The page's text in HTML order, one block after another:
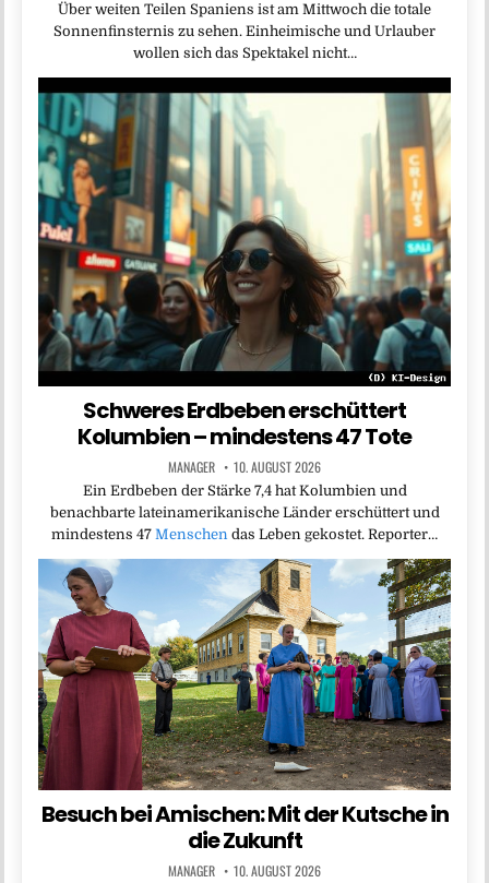
Über weiten Teilen Spaniens ist am Mittwoch die totale
Sonnenfinsternis zu sehen. Einheimische und Urlauber
wollen sich das Spektakel nicht…
Schweres Erdbeben erschüttert
Kolumbien – mindestens 47 Tote
MANAGER 10. AUGUST 2026
Ein Erdbeben der Stärke 7,4 hat Kolumbien und
benachbarte lateinamerikanische Länder erschüttert und
mindestens 47 Menschen das Leben gekostet. Reporter…
Besuch bei Amischen: Mit der Kutsche in
die Zukunft
MANAGER 10. AUGUST 2026